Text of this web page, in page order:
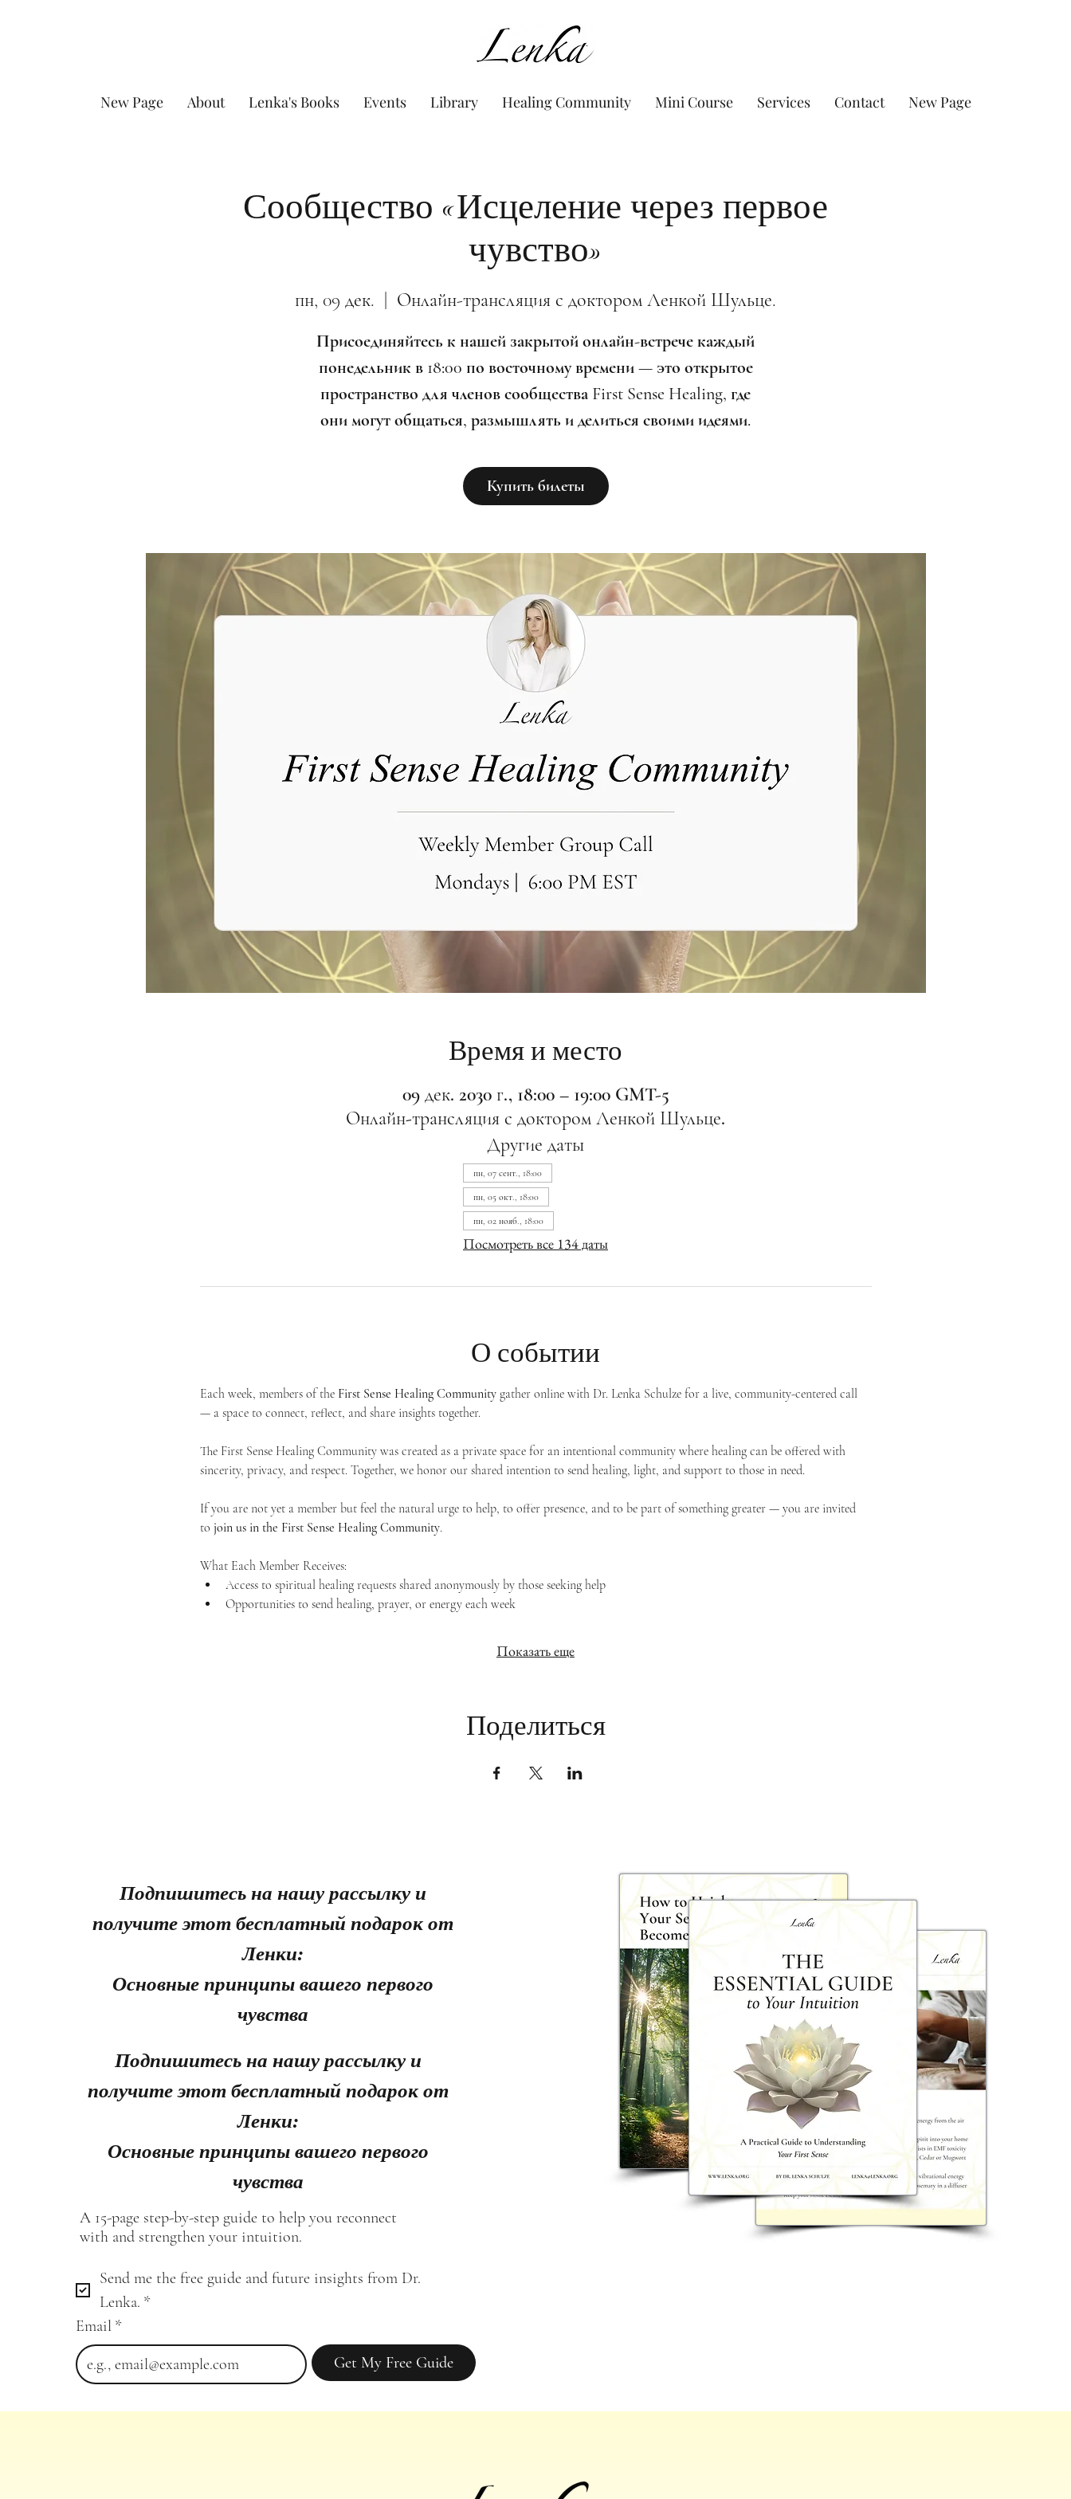
www.Lenka.org
New Page About Lenka's Books Events Library Healing Community Mini Course Services Contact New Page
Сообщество «Исцеление через первое
чувство»
пн, 09 дек. Онлайн-трансляция с доктором Ленкой Шульце.
Присоединяйтесь к нашей закрытой онлайн-встрече каждый
понедельник в 18:00 по восточному времени — это открытое
пространство для членов сообщества First Sense Healing, где
они могут общаться, размышлять и делиться своими идеями.
Купить билеты
Время и место
09 дек. 2030 г., 18:00 – 19:00 GMT-5
Онлайн-трансляция с доктором Ленкой Шульце.
Другие даты
пн, 07 сент., 18:00
пн, 05 окт., 18:00
пн, 02 нояб., 18:00
Посмотреть все 134 даты
О событии
Each week, members of the First Sense Healing Community gather online with Dr. Lenka Schulze for a live, community-centered call
— a space to connect, reflect, and share insights together.
The First Sense Healing Community was created as a private space for an intentional community where healing can be offered with
sincerity, privacy, and respect. Together, we honor our shared intention to send healing, light, and support to those in need.
If you are not yet a member but feel the natural urge to help, to offer presence, and to be part of something greater — you are invited
to join us in the First Sense Healing Community.
What Each Member Receives:
Access to spiritual healing requests shared anonymously by those seeking help
Opportunities to send healing, prayer, or energy each week
Показать еще
Поделиться
Подпишитесь на нашу рассылку и
получите этот бесплатный подарок от
Ленки:
Основные принципы вашего первого
чувства
Подпишитесь на нашу рассылку и
получите этот бесплатный подарок от
Ленки:
Основные принципы вашего первого
чувства
A 15-page step-by-step guide to help you reconnect
with and strengthen your intuition.
Send me the free guide and future insights from Dr.
Lenka. *
Email *
Get My Free Guide